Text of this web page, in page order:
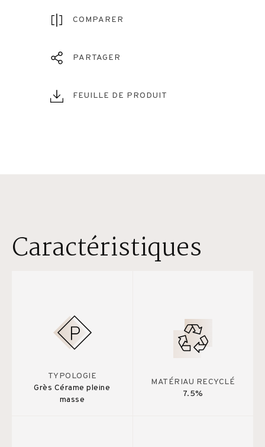
COMPARER
PARTAGER
FEUILLE DE PRODUIT
Caractéristiques
TYPOLOGIE
Grès Cérame pleine
masse
MATÉRIAU RECYCLÉ
7.5%